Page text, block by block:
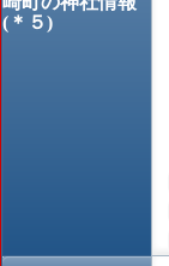
(＊５)